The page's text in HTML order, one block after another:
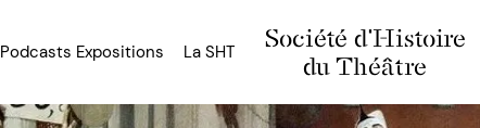
Société d'Histoire
du Théâtre
Podcasts Expositions La SHT